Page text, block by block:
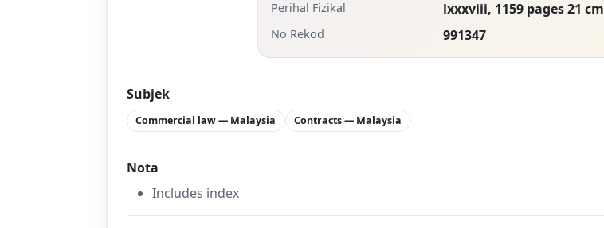
Perihal Fizikal lxxxviii, 1159 pages 21 cm
No Rekod 991347
Subjek
Commercial law — Malaysia Contracts — Malaysia
Nota
Includes index